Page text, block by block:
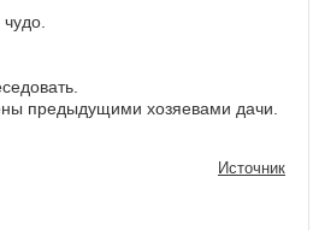
предыдущими хозяевами дачи.
Источник